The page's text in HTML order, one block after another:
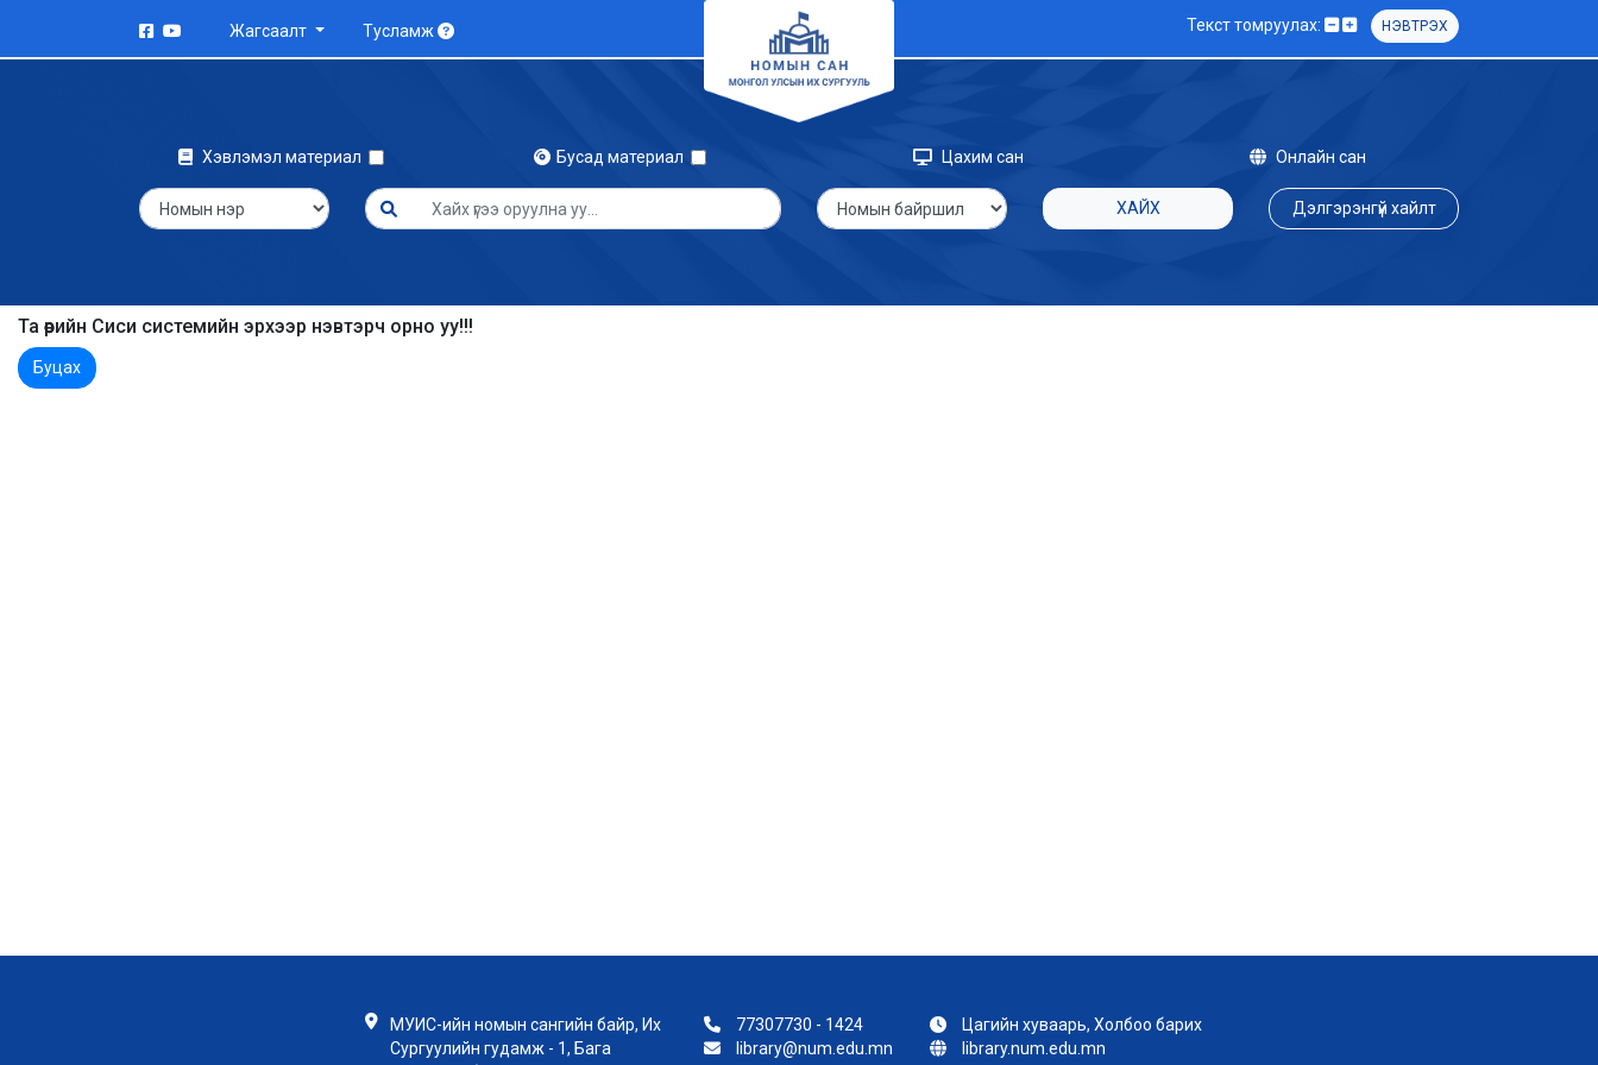
Жагсаалт Тусламж Текст томруулах: НЭВТРЭХ
Хэвлэмэл материал Бусад материал Цахим сан Онлайн сан
ХАЙХ Дэлгэрэнгүй хайлт
Та өөрийн Сиси системийн эрхээр нэвтэрч орно уу!!!
Буцах
МУИС-ийн номын сангийн байр, Их
Сургуулийн гудамж - 1, Бага
77307730 - 1424
library@num.edu.mn
Цагийн хуваарь, Холбоо барих
library.num.edu.mn